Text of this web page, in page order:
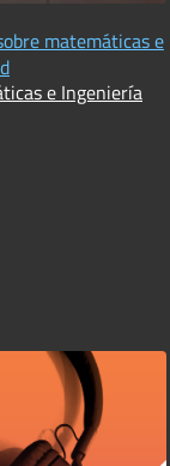
matemáticas e
e Ingeniería